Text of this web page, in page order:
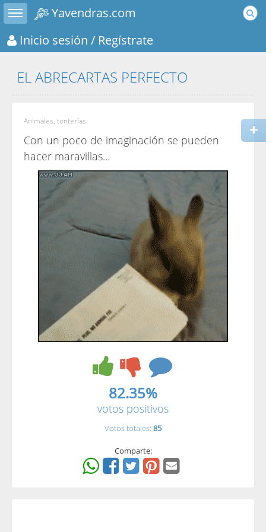
Toggle sidebar
Yavendras.com
Inicio sesión / Regístrate
EL ABRECARTAS PERFECTO
Animales, tonterías
Con un poco de imaginación se pueden
hacer maravillas...
82.35%
votos positivos
Votos totales: 85
Comparte: